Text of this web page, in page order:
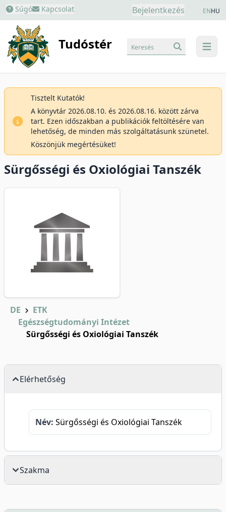
Súgó Kapcsolat Bejelentkezés ENHU
Tudóstér menu
Keresés
Tisztelt Kutatók!
A könyvtár 2026.08.10. és 2026.08.16. között zárva
tart. Ezen időszakban a publikációk feltöltésére van
lehetőség, de minden más szolgáltatásunk szünetel.
Köszönjük megértésüket!
Sürgősségi és Oxiológiai Tanszék
DE
ETK
Egészségtudományi Intézet
Sürgősségi és Oxiológiai Tanszék
Elérhetőség
Név: Sürgősségi és Oxiológiai Tanszék
Szakma